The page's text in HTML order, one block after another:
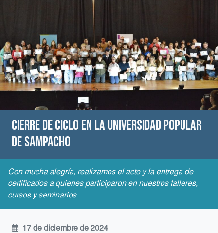
Cierre de Ciclo en la Universidad Popular
de Sampacho
Con mucha alegría, realizamos el acto y la entrega de
certificados a quienes participaron en nuestros talleres,
cursos y seminarios.
17 de diciembre de 2024